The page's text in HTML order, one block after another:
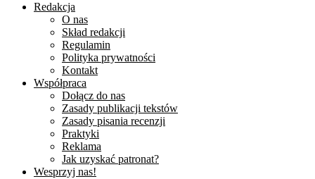
Redakcja
O nas
Skład redakcji
Regulamin
Polityka prywatności
Kontakt
Współpraca
Dołącz do nas
Zasady publikacji tekstów
Zasady pisania recenzji
Praktyki
Reklama
Jak uzyskać patronat?
Wesprzyj nas!